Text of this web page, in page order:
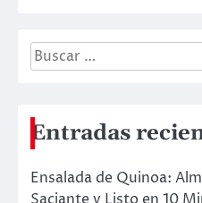
Entradas
Ensalada de Quinoa: